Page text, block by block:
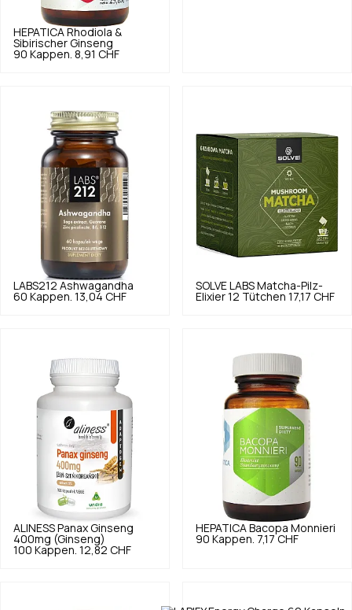
HEPATICA Rhodiola &
Sibirischer Ginseng
90 Kappen. 8,91 CHF
LABS212 Ashwagandha
60 Kappen. 13,04 CHF
SOLVE LABS Matcha-Pilz-
Elixier 12 Tütchen 17,17 CHF
ALINESS Panax Ginseng
400mg (Ginseng)
100 Kappen. 12,82 CHF
HEPATICA Bacopa Monnieri
90 Kappen. 7,17 CHF